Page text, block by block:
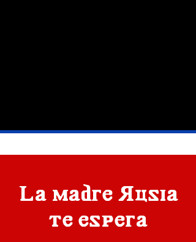
La madre Rusia
te espera